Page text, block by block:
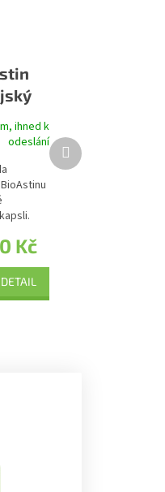
ihned k
odeslání
Kč
DETAIL
Další produkt